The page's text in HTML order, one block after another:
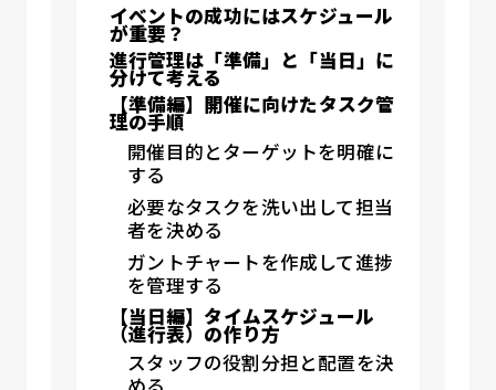
イベントの成功にはスケジュール
が重要？
進行管理は「準備」と「当日」に
分けて考える
【準備編】開催に向けたタスク管
理の手順
開催目的とターゲットを明確に
する
必要なタスクを洗い出して担当
者を決める
ガントチャートを作成して進捗
を管理する
【当日編】タイムスケジュール
（進行表）の作り方
スタッフの役割分担と配置を決